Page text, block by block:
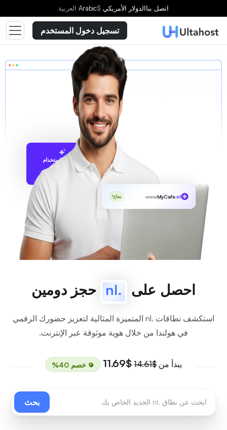
اتصل بناالدولار الأمريكي $
Arabic العربية
تسجيل دخول المستخدم
الاقتراح باستخدام
wwwMyCafe.nl متاح!
احصل على .nl حجز دومين
استكشف نطاقات .nl المتميزة المثالية لتعزيز حضورك الرقمي
في هولندا من خلال هوية موثوقة عبر الإنترنت.
يبدأ من $14.61
$11.69 خصم 40%
بحث